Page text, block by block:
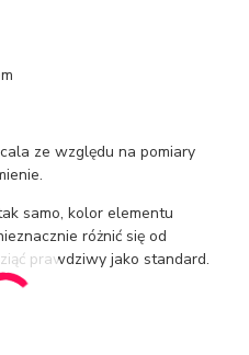
ze względu na pomiary
samo, kolor elementu
różnić się od
prawdziwy jako standard.